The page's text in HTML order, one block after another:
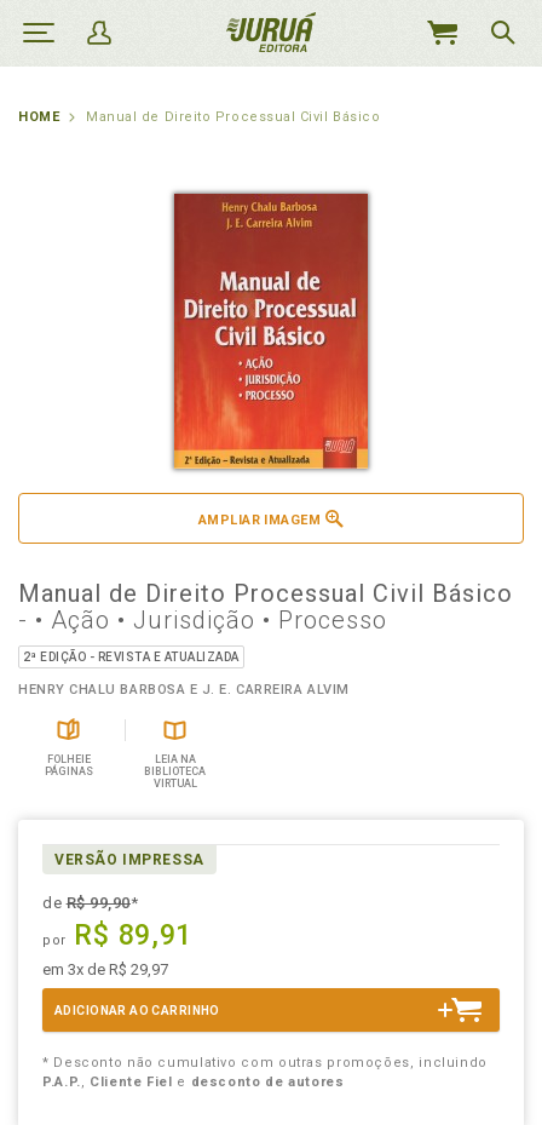
MEU
HOME Manual de Direito Processual Civil Básico
AMPLIAR IMAGEM
Manual de Direito Processual Civil Básico
- • Ação • Jurisdição • Processo
2ª EDIÇÃO - REVISTA E ATUALIZADA
HENRY CHALU BARBOSA E J. E. CARREIRA ALVIM
FOLHEIE
PÁGINAS
LEIA NA
BIBLIOTECA
VIRTUAL
VERSÃO IMPRESSA
deR$ 99,90*
por R$ 89,91
em 3x de R$ 29,97
ADICIONAR AO CARRINHO
* Desconto não cumulativo com outras promoções, incluindo
P.A.P., Cliente Fiel e desconto de autores